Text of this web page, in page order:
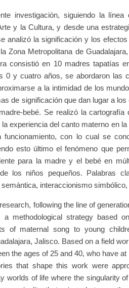
investigación, siguiendo la
y la Cultura, y desde una
analizó la significación y los
Zona Metropolitana de
consistió en 10 madres tapatías
0 y cuatro años, se abordaron las
a la intimidad de los
de significación que dan lugar a
bebé. Se realizó la
experiencia del canto materno en
funcionamiento, con lo cual se
esto último el fenómeno que
para la madre y el bebé en
los niños pequeños. Palabras
interaccionismo
following the line of
methodological strategy based
of maternal song to young
Jalisco. Based on a field
the ages of 25 and 40, who have
that shape this work were
worlds of life where the singularity